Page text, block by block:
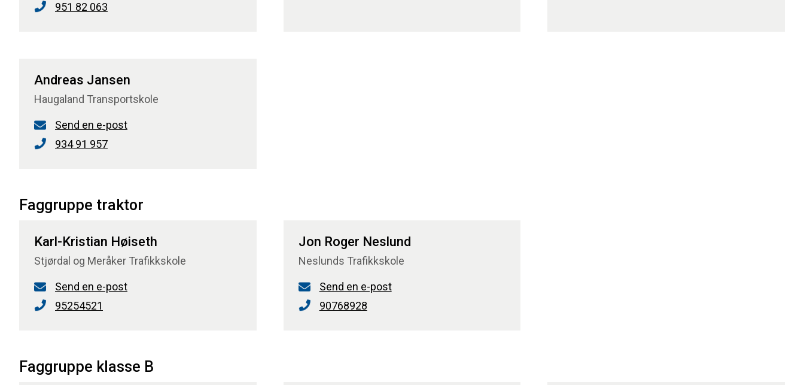
951 82 063
Andreas Jansen
Haugaland Transportskole
Send en e-post
934 91 957
Faggruppe traktor
Karl-Kristian Høiseth
Stjørdal og Meråker Trafikkskole
Send en e-post
95254521
Jon Roger Neslund
Neslunds Trafikkskole
Send en e-post
90768928
Faggruppe klasse B